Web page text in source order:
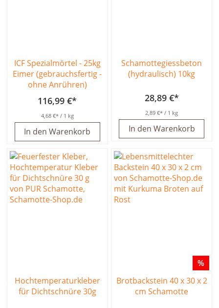
ICF Spezialmörtel - 25kg
Eimer (gebrauchsfertig -
ohne Anrühren)
116,99 €
4,68 € / 1 kg
In den Warenkorb
Schamottegiessbeton
(hydraulisch) 10kg
28,89 €
2,89 € / 1 kg
In den Warenkorb
Hochtemperaturkleber
für Dichtschnüre 30g
%
Brotbackstein 40 x 30 x 2
cm Schamotte